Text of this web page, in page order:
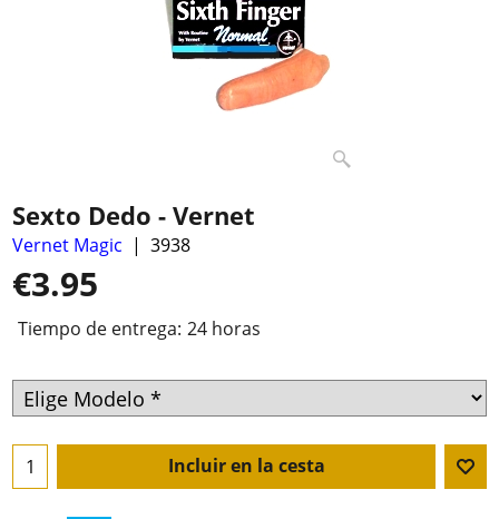
Sexto Dedo - Vernet
Vernet Magic 3938
€3.95
Tiempo de entrega: 24 horas
Incluir en la cesta